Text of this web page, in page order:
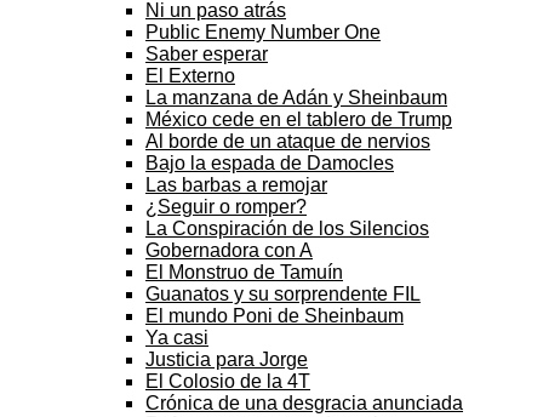
Ni un paso atrás
Public Enemy Number One
Saber esperar
El Externo
La manzana de Adán y Sheinbaum
México cede en el tablero de Trump
Al borde de un ataque de nervios
Bajo la espada de Damocles
Las barbas a remojar
¿Seguir o romper?
La Conspiración de los Silencios
Gobernadora con A
El Monstruo de Tamuín
Guanatos y su sorprendente FIL
El mundo Poni de Sheinbaum
Ya casi
Justicia para Jorge
El Colosio de la 4T
Crónica de una desgracia anunciada